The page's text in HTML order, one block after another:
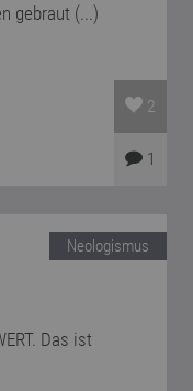
gebraut (...)
2
1
Neologismus
Das ist